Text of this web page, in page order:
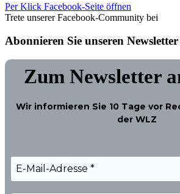
Per Klick Facebook-Seite öffnen
Trete unserer Facebook-Community bei
Abonnieren Sie unseren Newsletter
Zum Newsletter
Wir informieren Sie 10 Tage vor
der WLZ